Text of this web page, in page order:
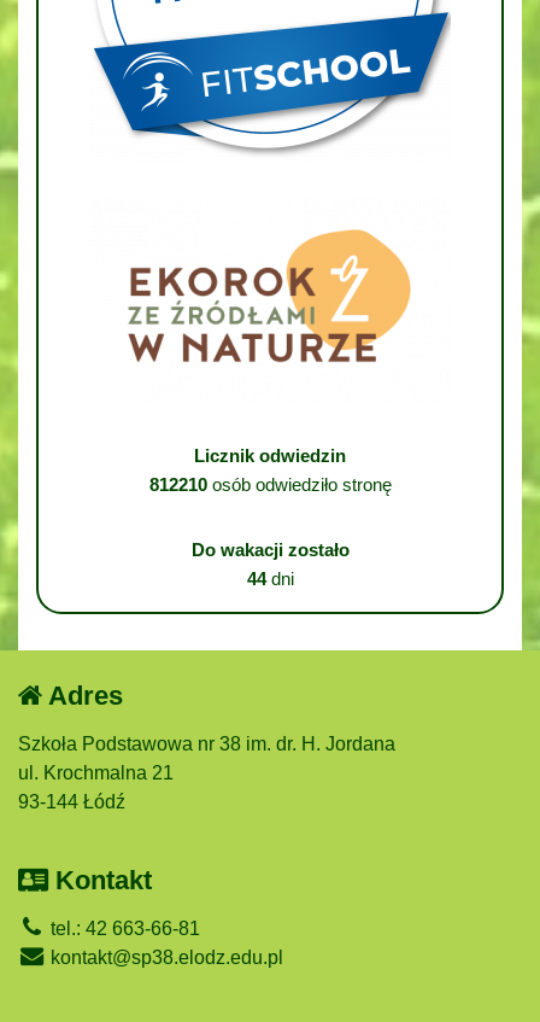
Licznik odwiedzin
812210osób odwiedziło stronę
Do wakacji zostało
44dni
Adres
Szkoła Podstawowa nr 38 im. dr. H. Jordana
ul. Krochmalna 21
93-144 Łódź
Kontakt
tel.: 42 663-66-81
kontakt@sp38.elodz.edu.pl